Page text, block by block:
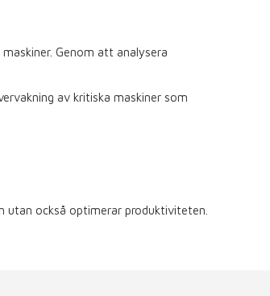
Genom att analysera
av kritiska maskiner som
utan också optimerar produktiviteten.